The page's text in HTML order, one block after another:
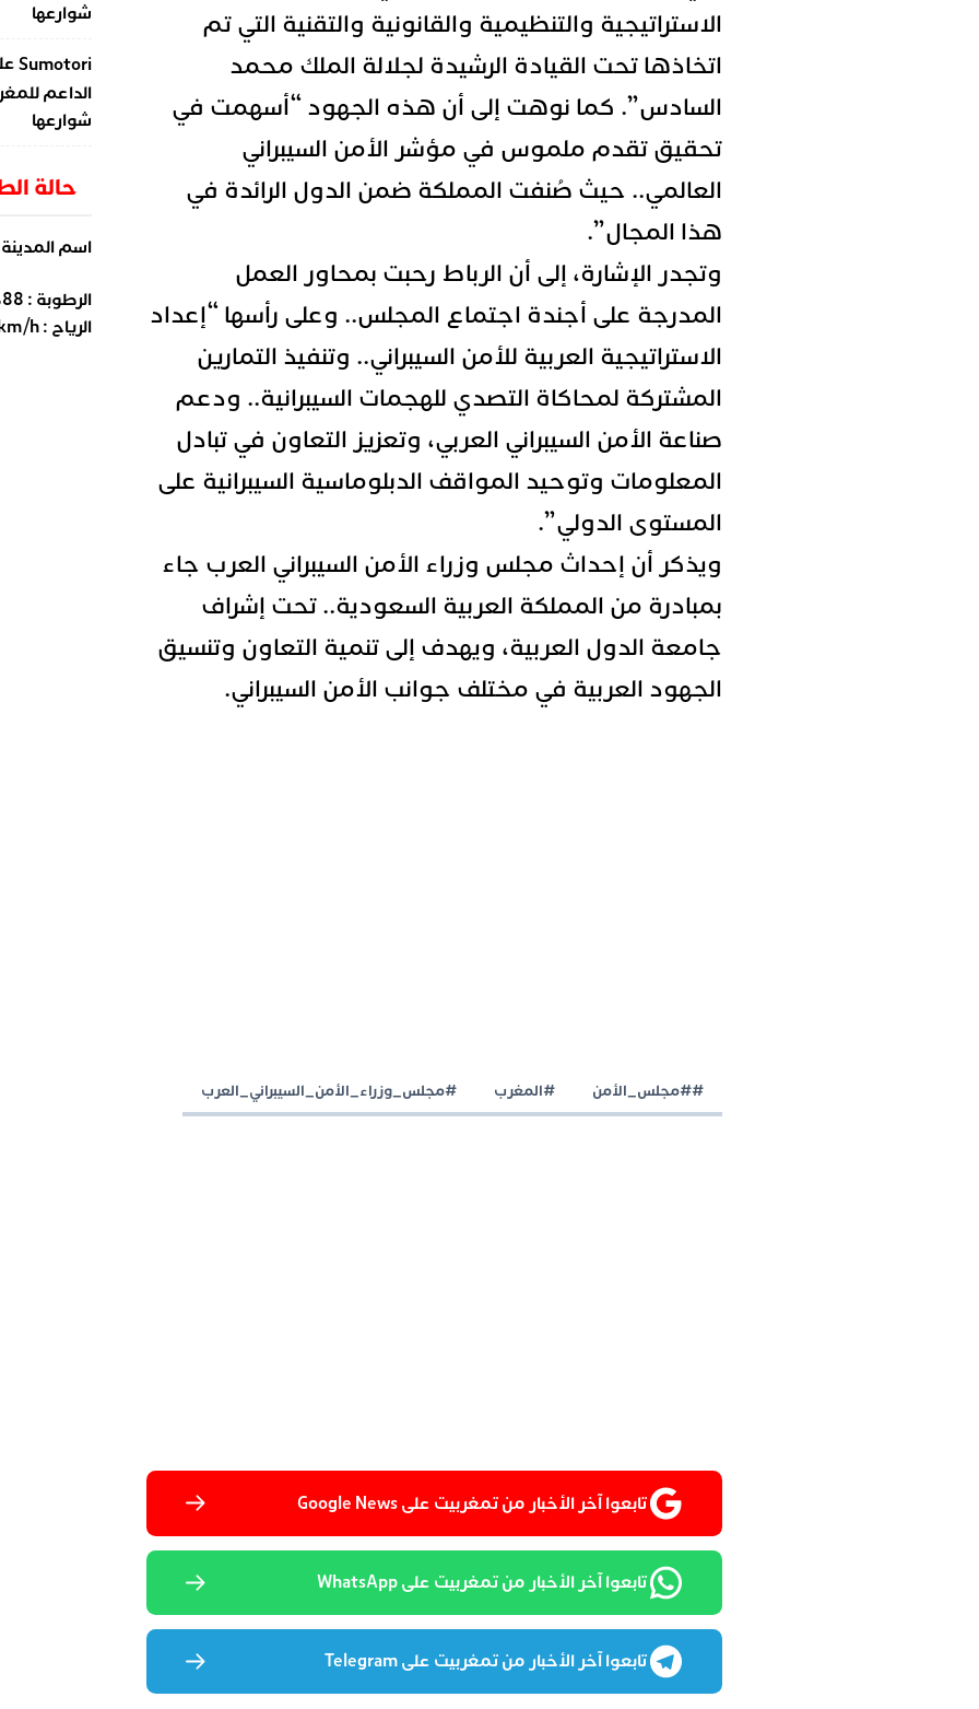
الاستراتيجية والتنظيمية والقانونية والتقنية التي تم
اتخاذها تحت القيادة الرشيدة لجلالة الملك محمد
السادس”. كما نوهت إلى أن هذه الجهود “أسهمت في
تحقيق تقدم ملموس في مؤشر الأمن السيبراني
العالمي.. حيث صُنفت المملكة ضمن الدول الرائدة في
هذا المجال”.
وتجدر الإشارة، إلى أن الرباط رحبت بمحاور العمل
المدرجة على أجندة اجتماع المجلس.. وعلى رأسها “إعداد
الاستراتيجية العربية للأمن السيبراني.. وتنفيذ التمارين
المشتركة لمحاكاة التصدي للهجمات السيبرانية.. ودعم
صناعة الأمن السيبراني العربي، وتعزيز التعاون في تبادل
المعلومات وتوحيد المواقف الدبلوماسية السيبرانية على
المستوى الدولي”.
ويذكر أن إحداث مجلس وزراء الأمن السيبراني العرب جاء
بمبادرة من المملكة العربية السعودية.. تحت إشراف
جامعة الدول العربية، ويهدف إلى تنمية التعاون وتنسيق
الجهود العربية في مختلف جوانب الأمن السيبراني.
##مجلس_الأمن #المغرب #مجلس_وزراء_الأمن_السيبراني_العرب
تابعوا آخر الأخبار من تمغربيت على Google News
تابعوا آخر الأخبار من تمغربيت على WhatsApp
تابعوا آخر الأخبار من تمغربيت على Telegram
شوارعها
Sumotori
الداعم
شوارعها
حالة
اسم المدينة
الرطوبة : 88
الرياح :h